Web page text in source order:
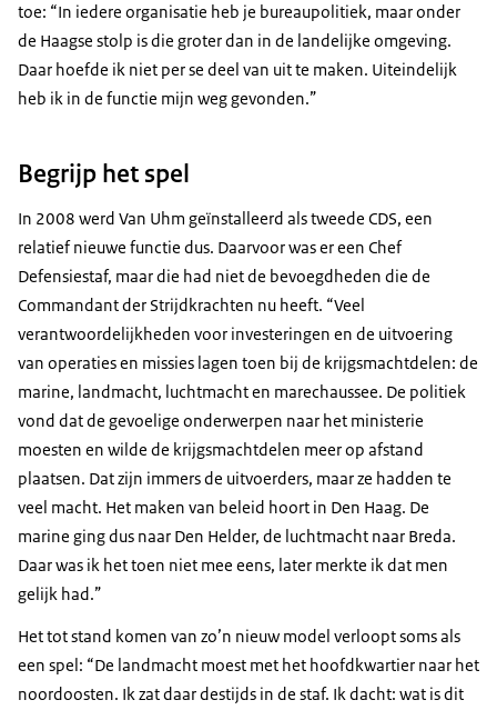
toe: “In iedere organisatie heb je bureaupolitiek, maar onder
de Haagse stolp is die groter dan in de landelijke omgeving.
Daar hoefde ik niet per se deel van uit te maken. Uiteindelijk
heb ik in de functie mijn weg gevonden.”
Begrijp het spel
In 2008 werd Van Uhm geïnstalleerd als tweede CDS, een
relatief nieuwe functie dus. Daarvoor was er een Chef
Defensiestaf, maar die had niet de bevoegdheden die de
Commandant der Strijdkrachten nu heeft. “Veel
verantwoordelijkheden voor investeringen en de uitvoering
van operaties en missies lagen toen bij de krijgsmachtdelen: de
marine, landmacht, luchtmacht en marechaussee. De politiek
vond dat de gevoelige onderwerpen naar het ministerie
moesten en wilde de krijgsmachtdelen meer op afstand
plaatsen. Dat zijn immers de uitvoerders, maar ze hadden te
veel macht. Het maken van beleid hoort in Den Haag. De
marine ging dus naar Den Helder, de luchtmacht naar Breda.
Daar was ik het toen niet mee eens, later merkte ik dat men
gelijk had.”
Het tot stand komen van zo’n nieuw model verloopt soms als
een spel: “De landmacht moest met het hoofdkwartier naar het
noordoosten. Ik zat daar destijds in de staf. Ik dacht: wat is dit